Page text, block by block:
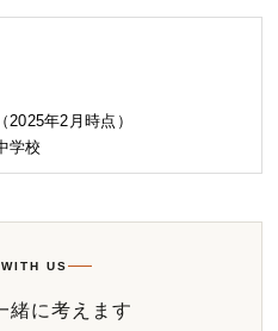
2025年2月時点）
学校
US
緒に考えます